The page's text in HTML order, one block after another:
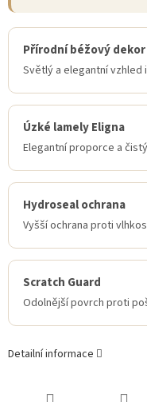
Přírodní béžový dekor
Světlý a elegantní
Úzké lamely Eligna
Elegantní proporce a
Hydroseal ochrana
Vyšší ochrana proti
Scratch Guard
Odolnější povrch proti
Detailní informace